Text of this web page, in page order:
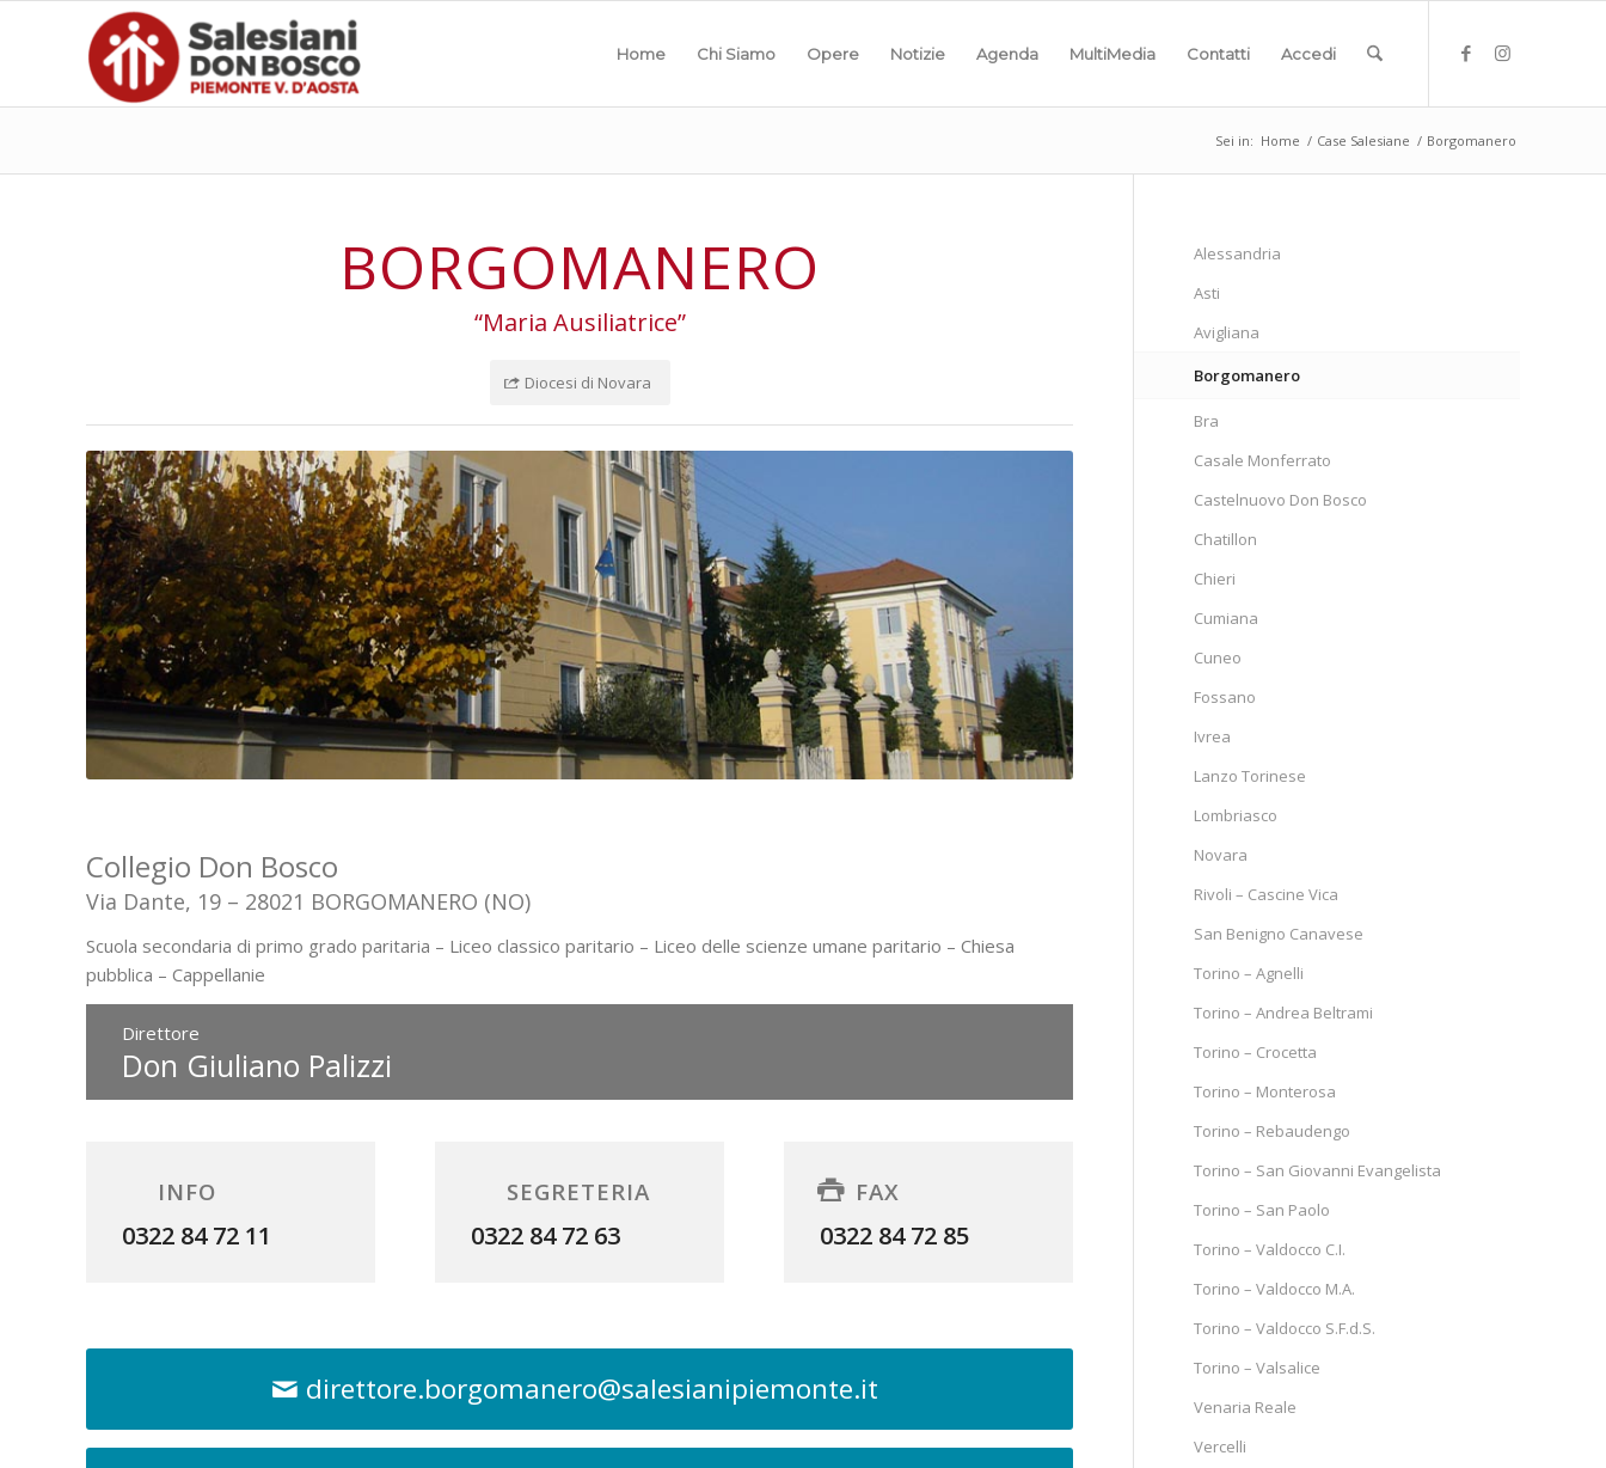
Home Chi Siamo Opere Notizie Agenda MultiMedia Contatti Accedi
Sei in: Home / Case Salesiane / Borgomanero
BORGOMANERO
“Maria Ausiliatrice”
Diocesi di Novara
Collegio Don Bosco
Via Dante, 19 – 28021 BORGOMANERO (NO)
Scuola secondaria di primo grado paritaria – Liceo classico paritario – Liceo delle scienze umane paritario – Chiesa
pubblica – Cappellanie
Direttore
Don Giuliano Palizzi
INFO
0322 84 72 11
SEGRETERIA
0322 84 72 63
FAX
0322 84 72 85
direttore.borgomanero@salesianipiemonte.it
Alessandria
Asti
Avigliana
Borgomanero
Bra
Casale Monferrato
Castelnuovo Don Bosco
Chatillon
Chieri
Cumiana
Cuneo
Fossano
Ivrea
Lanzo Torinese
Lombriasco
Novara
Rivoli – Cascine Vica
San Benigno Canavese
Torino – Agnelli
Torino – Andrea Beltrami
Torino – Crocetta
Torino – Monterosa
Torino – Rebaudengo
Torino – San Giovanni Evangelista
Torino – San Paolo
Torino – Valdocco C.I.
Torino – Valdocco M.A.
Torino – Valdocco S.F.d.S.
Torino – Valsalice
Venaria Reale
Vercelli